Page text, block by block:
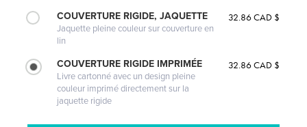
COUVERTURE RIGIDE, JAQUETTE
Jaquette pleine couleur sur couverture en
lin
32.86 CAD $
COUVERTURE RIGIDE IMPRIMÉE
Livre cartonné avec un design pleine
couleur imprimé directement sur la
jaquette rigide
32.86 CAD $